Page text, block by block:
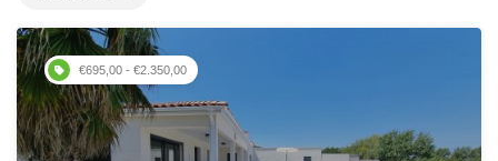
€695,00 - €2.350,00